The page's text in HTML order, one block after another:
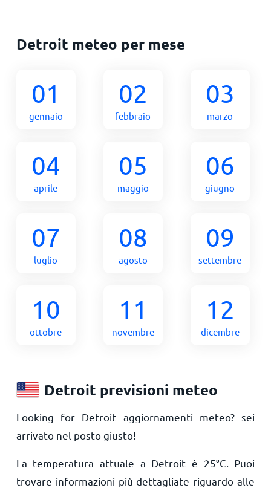
Detroit meteo per mese
01
gennaio
02
febbraio
03
marzo
04
aprile
05
maggio
06
giugno
07
luglio
08
agosto
09
settembre
10
ottobre
11
novembre
12
dicembre
Detroit previsioni meteo
Looking for Detroit aggiornamenti meteo? sei
arrivato nel posto giusto!
La temperatura attuale a Detroit è 25°C . Puoi
trovare informazioni più dettagliate riguardo alle